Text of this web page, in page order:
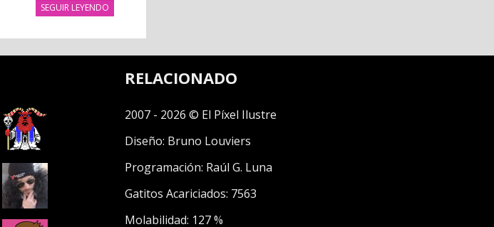
SEGUIR LEYENDO
RELACIONADO
2007 - 2026 © El Píxel Ilustre
Diseño: Bruno Louviers
Programación: Raúl G. Luna
Gatitos Acariciados: 7563
Molabilidad: 127 %